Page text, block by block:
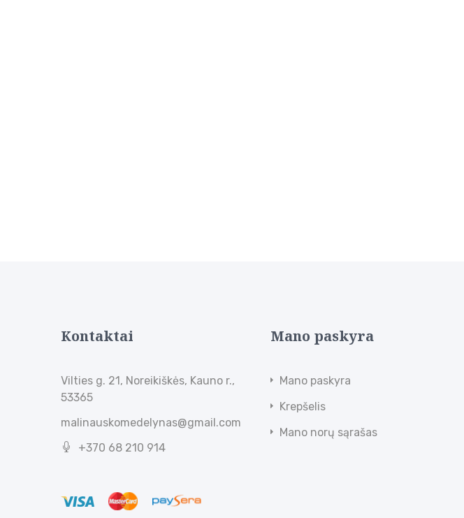
Kontaktai
Vilties g. 21, Noreikiškės, Kauno r.,
53365
malinauskomedelynas@gmail.com
+370 68 210 914
Mano paskyra
Mano paskyra
Krepšelis
Mano norų sąrašas